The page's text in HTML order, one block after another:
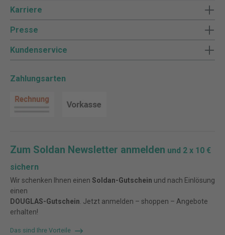
Karriere
Presse
Kundenservice
Zahlungsarten
Zum Soldan Newsletter anmelden und 2 x 10 €
sichern
Wir schenken Ihnen einen Soldan-Gutschein und nach Einlösung
einen
DOUGLAS-Gutschein. Jetzt anmelden – shoppen – Angebote
erhalten!
Das sind Ihre Vorteile